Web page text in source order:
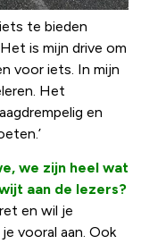
te bieden
is mijn drive om
voor iets. In mijn
Het
en
we zijn heel wat
aan de lezers?
en wil je
vooral aan. Ook